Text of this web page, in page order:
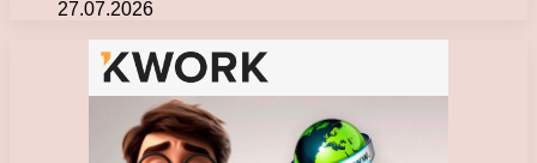
27.07.2026